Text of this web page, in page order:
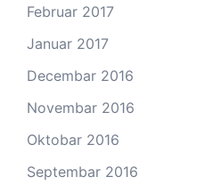
Februar 2017
Januar 2017
Decembar 2016
Novembar 2016
Oktobar 2016
Septembar 2016